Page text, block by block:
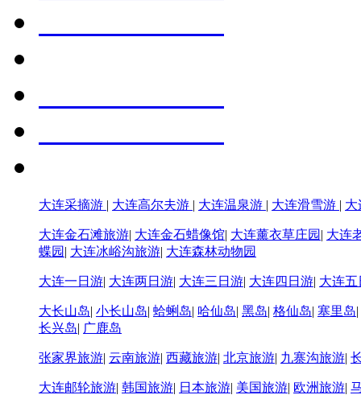
大连采摘游 | 大连高尔夫游 | 大连温泉游 | 大连滑雪游 |
大连金石滩旅游| 大连金石蜡像馆| 大连薰衣草庄园 | 大连
蝶园 | 大连冰峪沟旅游| 大连森林动物园
大连一日游| 大连两日游| 大连三日游| 大连四日游| 大连五
大长山岛| 小长山岛| 蛤蜊岛| 哈仙岛| 黑岛| 格仙岛| 塞里岛|
长兴岛| 广鹿岛
张家界旅游| 云南旅游| 西藏旅游| 北京旅游| 九寨沟旅游|
大连邮轮旅游| 韩国旅游| 日本旅游| 美国旅游| 欧洲旅游|